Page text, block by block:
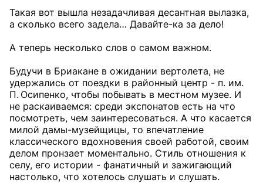
Такая вот вышла незадачливая десантная вылазка,
а сколько всего задела… Давайте-ка за дело!
А теперь несколько слов о самом важном.
Будучи в Бриакане в ожидании вертолета, не
удержались от поездки в районный центр - п. им.
П. Осипенко, чтобы побывать в местном музее. И
не раскаиваемся: среди экспонатов есть на что
посмотреть, чем заинтересоваться. А что касается
милой дамы-музейщицы, то впечатление
классического вдохновения своей работой, своим
делом пронзает моментально. Стиль отношения к
селу, его истории - фанатичный и зажигающий
настолько, что хотелось слушать и слушать.